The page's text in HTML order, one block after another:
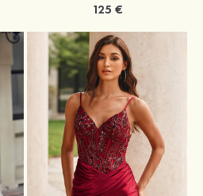
125 €